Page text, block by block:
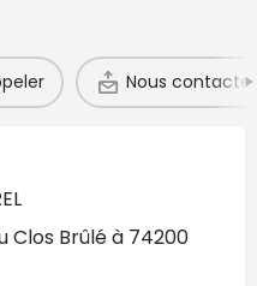
Nous
Clos Brûlé à 74200